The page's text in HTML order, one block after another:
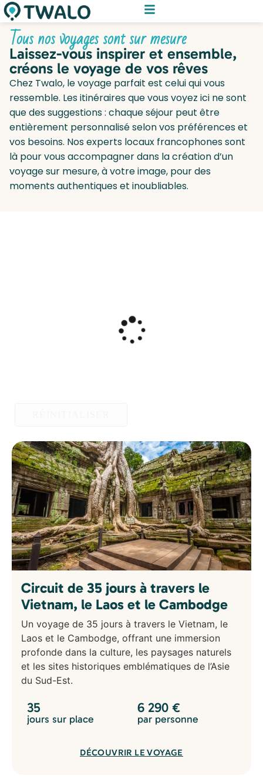
Tous nos voyages sont sur mesure
Laissez-vous inspirer et ensemble,
créons le voyage de vos rêves
Chez Twalo, le voyage parfait est celui qui vous
ressemble. Les itinéraires que vous voyez ici ne sont
que des suggestions : chaque séjour peut être
entièrement personnalisé selon vos préférences et
vos besoins. Nos experts locaux francophones sont
là pour vous accompagner dans la création d’un
voyage sur mesure, à votre image, pour des
moments authentiques et inoubliables.
Circuit de 35 jours à travers le
Vietnam, le Laos et le Cambodge
Un voyage de 35 jours à travers le Vietnam, le
Laos et le Cambodge, offrant une immersion
profonde dans la culture, les paysages naturels
et les sites historiques emblématiques de l’Asie
du Sud-Est.
35
jours sur place
6 290 €
par personne
DÉCOUVRIR LE VOYAGE